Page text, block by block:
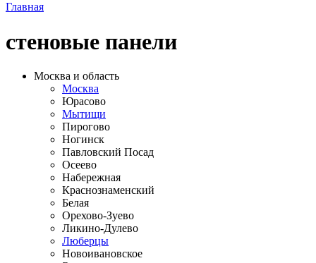
Главная
стеновые панели
Москва и область
Москва
Юрасово
Мытищи
Пирогово
Ногинск
Павловский Посад
Осеево
Набережная
Краснознаменский
Белая
Орехово-Зуево
Ликино-Дулево
Люберцы
Новоивановское